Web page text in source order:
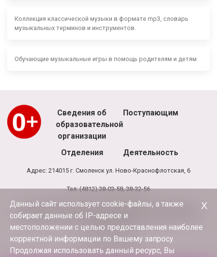
Коллекция классической музыки в формате mp3, словарь
музыкальных терминов и инструментов.
Обучающие музыкальные игры в помощь родителям и детям
Сведения об
образовательной
организации
Поступающим
Отделения Деятельность
Адрес: 214015 г. Смоленск ул. Ново-Краснофлотская, 6
Тел: (4812) 38-03-58, 38-32-56
Режим работы школы: 8.00 - 20.00, выходной - воскресенье
Режим работы администрации и бухгалтерии школы: 9.00-17.30,
обед 13.00-13.30
E-mail: terciya3@mail.ru
Данный сайт использует cookie-файлы, а также
собирает данные об IP-адресе и
местоположении с целью предоставления наиболее
корректной информации по Вашему запросу.
Продолжая использовать данный ресурс, Вы
Х